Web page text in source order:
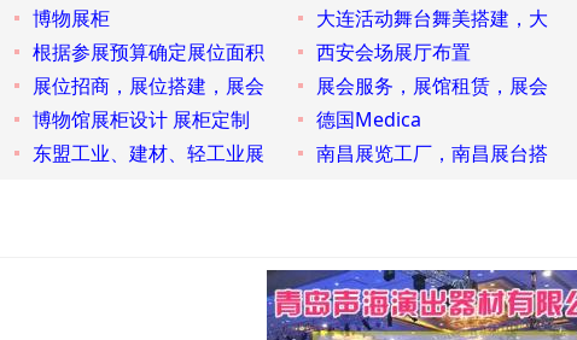
博物展柜 大连活动舞台舞美搭建，大
根据参展预算确定展位面积 西安会场展厅布置
展位招商，展位搭建，展会 展会服务，展馆租赁，展会
博物馆展柜设计 展柜定制 德国Medica
东盟工业、建材、轻工业展 南昌展览工厂，南昌展台搭